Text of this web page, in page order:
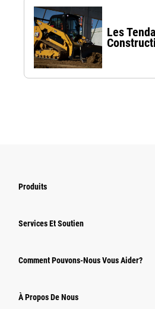
Les
Produits
Services Et Soutien
Comment Pouvons-Nous Vous Aider?
À Propos De Nous